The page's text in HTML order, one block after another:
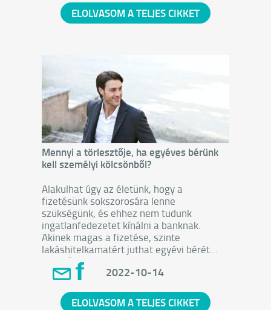
ELOLVASOM A TELJES CIKKET
Mennyi a törlesztője, ha egyéves bérünk
kell személyi kölcsönből?
Alakulhat úgy az életünk, hogy a
fizetésünk sokszorosára lenne
szükségünk, és ehhez nem tudunk
ingatlanfedezetet kínálni a banknak.
Akinek magas a fizetése, szinte
lakáshitelkamatért juthat egyévi bérét
jelentő személyi kölcsönhöz.
Kiszámoltuk, mennyi havi törlesztőt kell
egyéves nettó bérünkkel egyező összeget
2022-10-14
ELOLVASOM A TELJES CIKKET